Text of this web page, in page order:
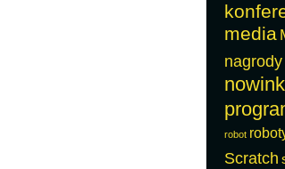
media
nagrody
robot
Scratch